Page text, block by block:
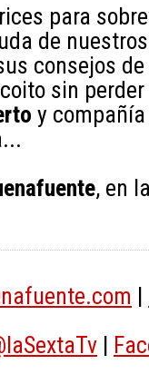
para
de
consejos
sin
y
, en
|
|